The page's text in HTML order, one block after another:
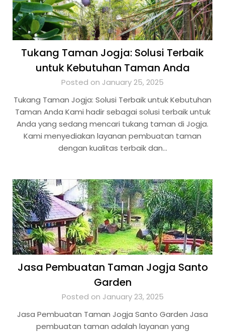
Tukang Taman Jogja: Solusi Terbaik
untuk Kebutuhan Taman Anda
Posted on January 25, 2025
Tukang Taman Jogja: Solusi Terbaik untuk Kebutuhan
Taman Anda Kami hadir sebagai solusi terbaik untuk
Anda yang sedang mencari tukang taman di Jogja.
Kami menyediakan layanan pembuatan taman
dengan kualitas terbaik dan…
Jasa Pembuatan Taman Jogja Santo
Garden
Posted on January 23, 2025
Jasa Pembuatan Taman Jogja Santo Garden Jasa
pembuatan taman adalah layanan yang